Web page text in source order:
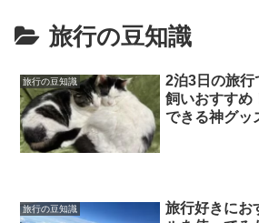
旅行の豆知識
旅行の豆知識
2泊3日の旅行
飼いおすすめ
できる神グッ
旅行の豆知識
旅行好きにお